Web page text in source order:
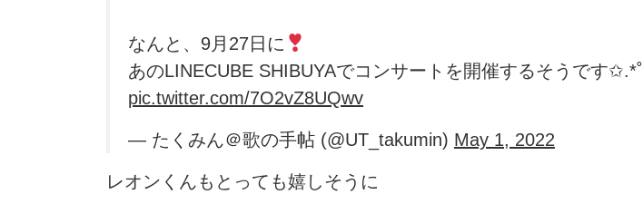
なんと、9月27日に
あのLINECUBE SHIBUYAでコンサートを開催するそうです✩.*˚
pic.twitter.com/7O2vZ8UQwv
— たくみん＠歌の手帖 (@UT_takumin) May 1, 2022
レオンくんもとっても嬉しそうに